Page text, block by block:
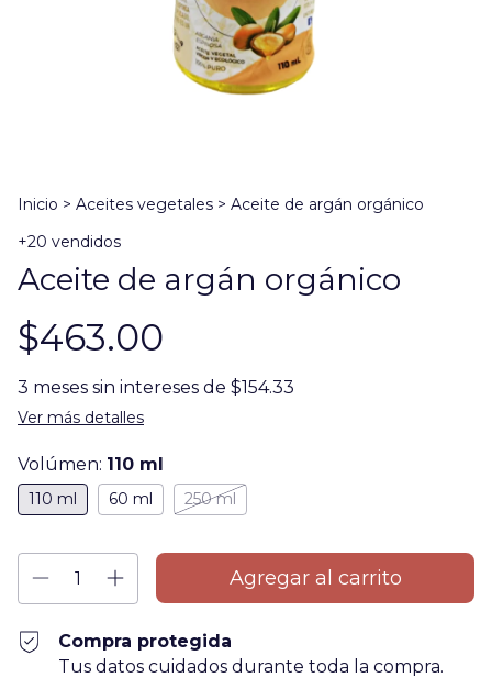
Inicio > Aceites vegetales > Aceite de argán orgánico
+20 vendidos
Aceite de argán orgánico
$463.00
3 meses sin intereses de $154.33
Ver más detalles
Volúmen: 110 ml
110 ml 60 ml 250 ml
Compra protegida
Tus datos cuidados durante toda la compra.